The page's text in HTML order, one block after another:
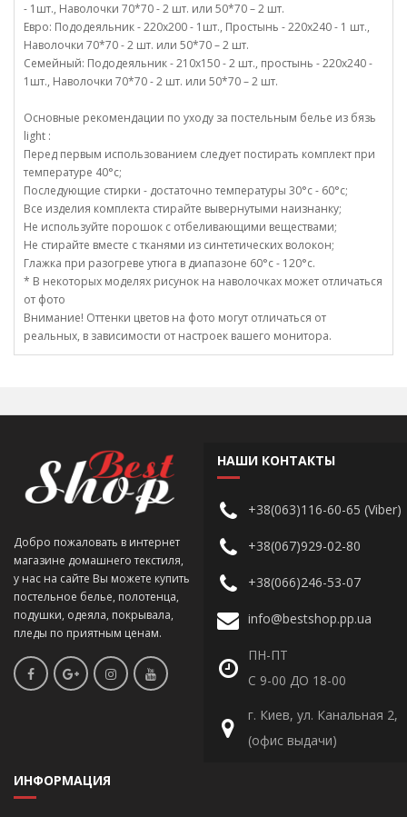
- 1шт., Наволочки 70*70 - 2 шт. или 50*70 – 2 шт.
Евро: Пододеяльник - 220х200 - 1шт., Простынь - 220х240 - 1 шт.,
Наволочки 70*70 - 2 шт. или 50*70 – 2 шт.
Семейный: Пододеяльник - 210х150 - 2 шт., простынь - 220х240 -
1шт., Наволочки 70*70 - 2 шт. или 50*70 – 2 шт.
Основные рекомендации по уходу за постельным белье из бязь
light :
Перед первым использованием следует постирать комплект при
температуре 40°c;
Последующие стирки - достаточно температуры 30°c - 60°c;
Все изделия комплекта стирайте вывернутыми наизнанку;
Не используйте порошок с отбеливающими веществами;
Не стирайте вместе с тканями из синтетических волокон;
Глажка при разогреве утюга в диапазоне 60°c - 120°c.
* В некоторых моделях рисунок на наволочках может отличаться
от фото
Внимание! Оттенки цветов на фото могут отличаться от
реальных, в зависимости от настроек вашего монитора.
Добро пожаловать в интернет
магазине домашнего текстиля,
у нас на сайте Вы можете купить
постельное белье, полотенца,
подушки, одеяла, покрывала,
пледы по приятным ценам.
НАШИ КОНТАКТЫ
+38(063)116-60-65 (Viber)
+38(067)929-02-80
+38(066)246-53-07
info@bestshop.pp.ua
ПН-ПТ
С 9-00 ДО 18-00
г. Киев, ул. Канальная 2,
(офис выдачи)
ИНФОРМАЦИЯ